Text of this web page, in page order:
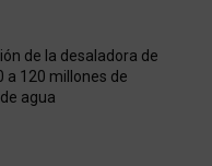
de la desaladora de
a 120 millones de
agua